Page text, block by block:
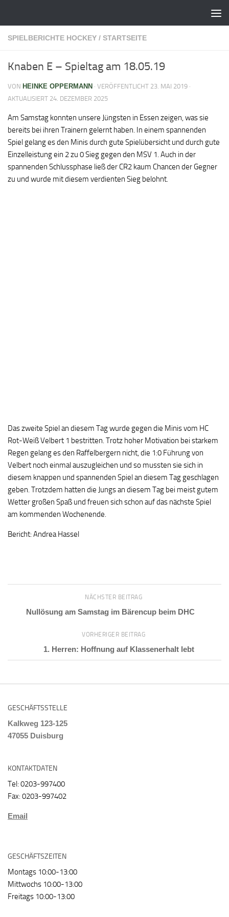
SPIELBERICHTE HOCKEY / STARTSEITE
Knaben E – Spieltag am 18.05.19
VON HEINKE OPPERMANN · VERÖFFENTLICHT 23. MAI 2019 ·
AKTUALISIERT 24. DEZEMBER 2025
Am Samstag konnten unsere Jüngsten in Essen zeigen, was sie
bereits bei ihren Trainern gelernt haben. In einem spannenden
Spiel gelang es den Minis durch gute Spielübersicht und durch gute
Einzelleistung ein 2 zu 0 Sieg gegen den MSV 1. Auch in der
spannenden Schlussphase ließ der CR2 kaum Chancen der Gegner
zu und wurde mit diesem verdienten Sieg belohnt.
Das zweite Spiel an diesem Tag wurde gegen die Minis vom HC
Rot-Weiß Velbert 1 bestritten. Trotz hoher Motivation bei starkem
Regen gelang es den Raffelbergern nicht, die 1:0 Führung von
Velbert noch einmal auszugleichen und so mussten sie sich in
diesem knappen und spannenden Spiel an diesem Tag geschlagen
geben. Trotzdem hatten die Jungs an diesem Tag bei meist gutem
Wetter großen Spaß und freuen sich schon auf das nächste Spiel
am kommenden Wochenende.
Bericht: Andrea Hassel
NÄCHSTER BEITRAG
Nullösung am Samstag im Bärencup beim DHC
VORHERIGER BEITRAG
1. Herren: Hoffnung auf Klassenerhalt lebt
GESCHÄFTSSTELLE
Kalkweg 123-125
47055 Duisburg
KONTAKTDATEN
Tel: 0203-997400
Fax: 0203-997402
Email
GESCHÄFTSZEITEN
Montags 10:00-13:00
Mittwochs 10:00-13:00
Freitags 10:00-13:00